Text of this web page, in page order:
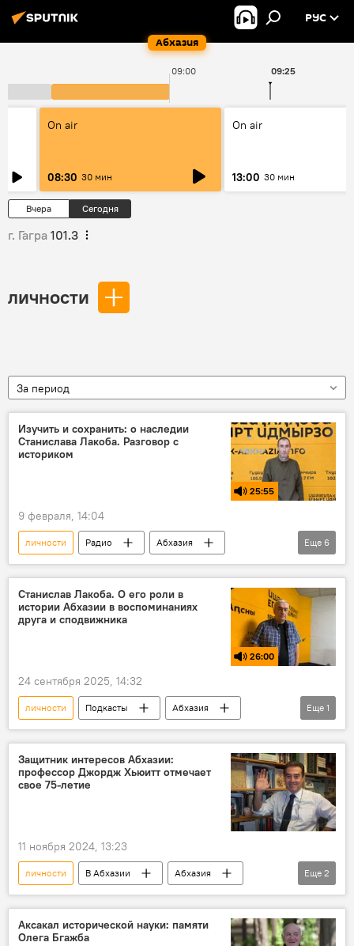
Абхазия
РУС
09:00 09:25
On air
08:30 30 мин
On air
13:00 30 мин
Вчера Сегодня
г. Гагра 101.3
личности
За период
Изучить и сохранить: о наследии
Станислава Лакоба. Разговор с
историком
25:55
9 февраля, 14:04
личности Радио
Абхазия
наука
историки
наследие
память
увековечивание
Такие обстоятельства
Подкасты
Еще 6
Станислав Лакоба. О его роли в
истории Абхазии в воспоминаниях
друга и сподвижника
26:00
24 сентября 2025, 14:32
личности Подкасты
Абхазия
история
Еще 1
Защитник интересов Абхазии:
профессор Джордж Хьюитт отмечает
свое 75-летие
11 ноября 2024, 13:23
личности В Абхазии
Абхазия
Новости
Великобритания
Еще 2
Аксакал исторической науки: памяти
Олега Бгажба